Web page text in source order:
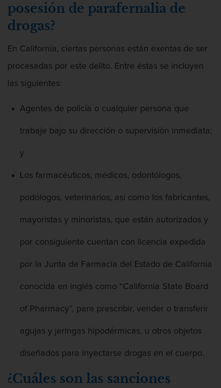
posesión de parafernalia de
drogas?
En California, ciertas personas están exentas de ser
procesadas por este delito. Entre éstas se incluyen
las siguientes:
Agentes de policía o cualquier persona que
trabaje bajo su dirección o supervisión inmediata;
y
Los farmacéuticos, médicos, odontólogos,
podólogos, veterinarios, así como los fabricantes,
mayoristas y minoristas, que están autorizados y
por consiguiente cuentan con licencia expedida
por la Junta de Farmacia del Estado de California
conocida en inglés como “California State Board
of Pharmacy”, para prescribir, vender o transferir
agujas y jeringas hipodérmicas, u otros objetos
diseñados para inyectarse drogas en el cuerpo.
¿Cuáles son las sanciones